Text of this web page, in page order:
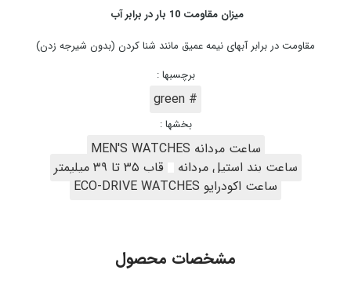
میزان مقاومت 10 بار در برابر آب
مقاومت در برابر آبهای نیمه عمیق مانند شنا کردن (بدون شیرجه زدن)
برچسبها :
# green
بخشها :
ساعت مردانه MEN'S WATCHES
ساعت بند استیل مردانه
قاب ۳۵ تا ۳۹ میلیمتر
ساعت اکودرایو ECO-DRIVE WATCHES
مشخصات محصول